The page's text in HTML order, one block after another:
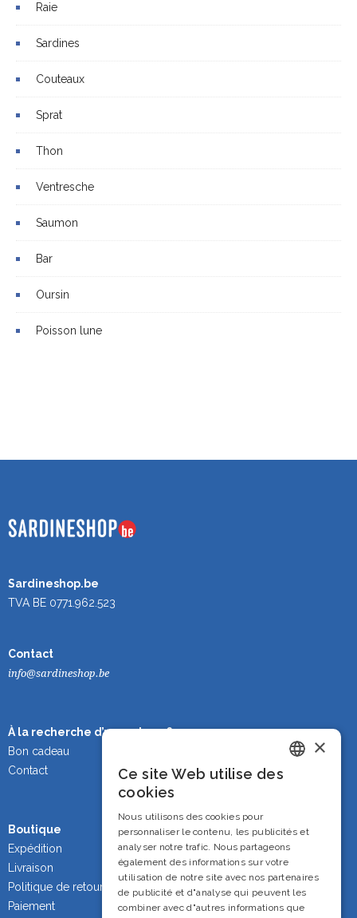
Raie
Sardines
Couteaux
Sprat
Thon
Ventresche
Saumon
Bar
Oursin
Poisson lune
Sardineshop.be
TVA BE 0771.962.523
Contact
info@sardineshop.be
À la recherche d’un cadeau ?
Bon cadeau
Contact
Boutique
Expédition
Livraison
Politique de retour
Paiement
×
Ce site Web utilise des
cookies
Nous utilisons des cookies pour
personnaliser le contenu, les publicités et
analyser notre trafic. Nous partageons
également des informations sur votre
utilisation de notre site avec nos partenaires
de publicité et d"analyse qui peuvent les
combiner avec d"autres informations que